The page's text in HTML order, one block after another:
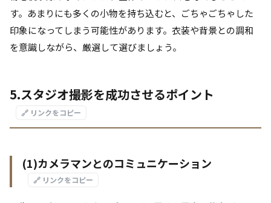
す。あまりにも多くの小物を持ち込むと、ごちゃごちゃした
印象になってしまう可能性があります。衣装や背景との調和
を意識しながら、厳選して選びましょう。
5.スタジオ撮影を成功させるポイント
🔗 リンクをコピー
(1)カメラマンとのコミュニケーション
🔗 リンクをコピー